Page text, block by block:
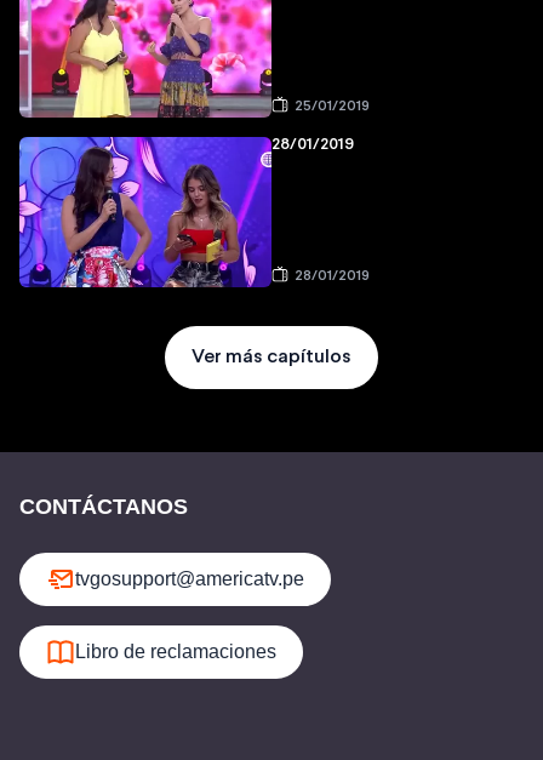
25/01/2019
28/01/2019
28/01/2019
Ver más capítulos
CONTÁCTANOS
tvgosupport@americatv.pe
Libro de reclamaciones